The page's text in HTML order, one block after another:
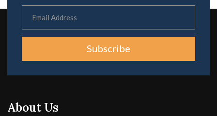
Subscribe
About Us